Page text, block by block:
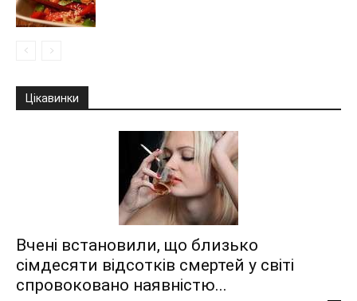
Цікавинки
Вчені встановили, що близько
сімдесяти відсотків смертей у світі
спровоковано наявністю...